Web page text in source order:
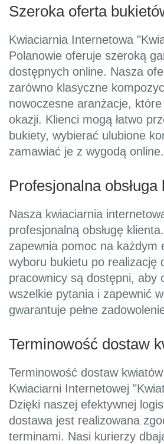
Szeroka oferta
Kwiaciarnia Internetowa
Polanowie oferuje szeroką
dostępnych online. Nasza
zarówno klasyczne
nowoczesne aranżacje,
okazji. Klienci mogą łatwo
bukiety, wybierać ulubione
zamawiać je z wygodą online.
Profesjonalna obsługa
Nasza kwiaciarnia
profesjonalną obsługę
zapewnia pomoc na każdym
wyboru bukietu po realizację
pracownicy są dostępni, aby
wszelkie pytania i zapewnić
gwarantuje pełne
Terminowość dostaw
Terminowość dostaw
Kwiaciarni Internetowej
Dzięki naszej efektywnej
dostawa jest realizowana
terminami. Nasi kurierzy